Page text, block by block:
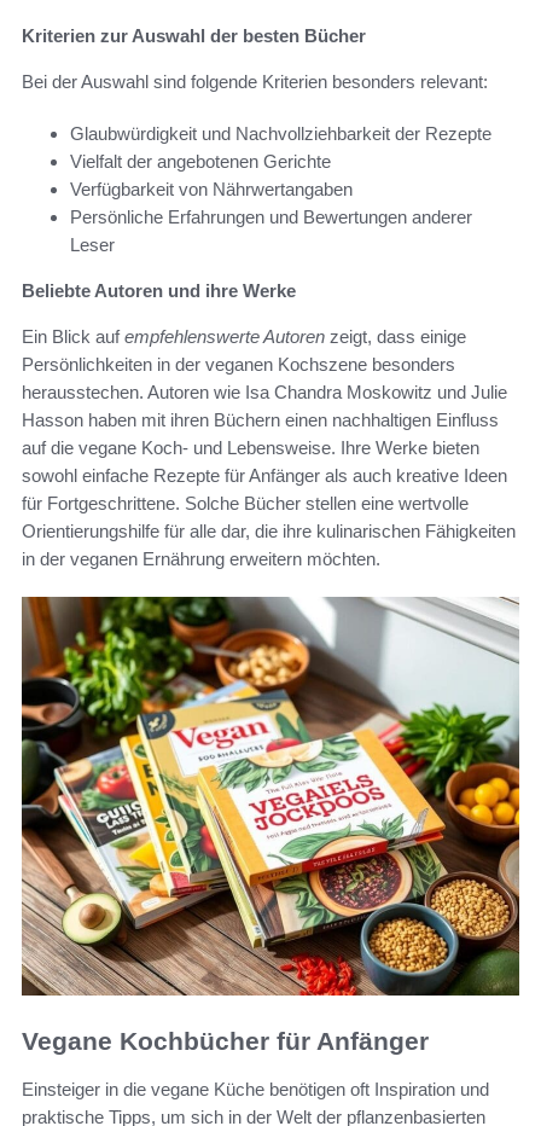
Kriterien zur Auswahl der besten Bücher
Bei der Auswahl sind folgende Kriterien besonders relevant:
Glaubwürdigkeit und Nachvollziehbarkeit der Rezepte
Vielfalt der angebotenen Gerichte
Verfügbarkeit von Nährwertangaben
Persönliche Erfahrungen und Bewertungen anderer
Leser
Beliebte Autoren und ihre Werke
Ein Blick aufempfehlenswerte Autoren zeigt, dass einige
Persönlichkeiten in der veganen Kochszene besonders
herausstechen. Autoren wie Isa Chandra Moskowitz und Julie
Hasson haben mit ihren Büchern einen nachhaltigen Einfluss
auf die vegane Koch- und Lebensweise. Ihre Werke bieten
sowohl einfache Rezepte für Anfänger als auch kreative Ideen
für Fortgeschrittene. Solche Bücher stellen eine wertvolle
Orientierungshilfe für alle dar, die ihre kulinarischen Fähigkeiten
in der veganen Ernährung erweitern möchten.
Vegane Kochbücher für Anfänger
Einsteiger in die vegane Küche benötigen oft Inspiration und
praktische Tipps, um sich in der Welt der pflanzenbasierten